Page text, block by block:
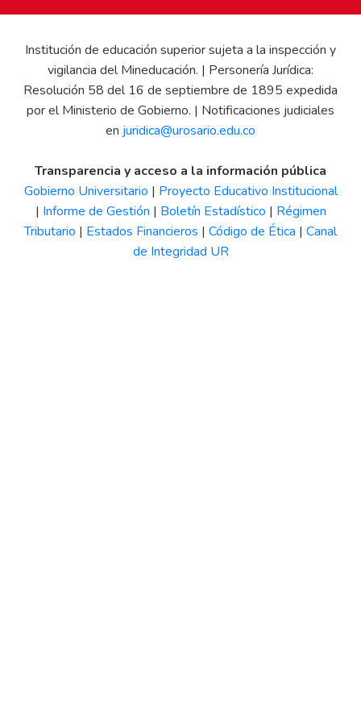
Institución de educación superior sujeta a la inspección y
vigilancia del Mineducación. | Personería Jurídica:
Resolución 58 del 16 de septiembre de 1895 expedida
por el Ministerio de Gobierno. | Notificaciones judiciales
en juridica@urosario.edu.co
Transparencia y acceso a la información pública
Gobierno Universitario | Proyecto Educativo Institucional
| Informe de Gestión | Boletín Estadístico | Régimen
Tributario | Estados Financieros | Código de Ética | Canal
de Integridad UR